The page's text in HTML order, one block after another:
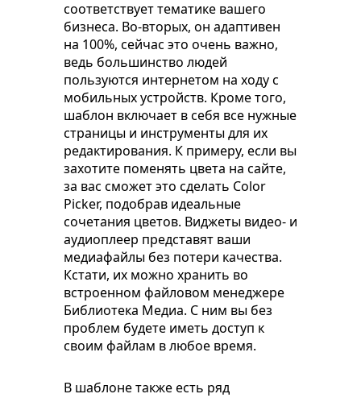
соответствует тематике вашего
бизнеса. Во-вторых, он адаптивен
на 100%, сейчас это очень важно,
ведь большинство людей
пользуются интернетом на ходу с
мобильных устройств. Кроме того,
шаблон включает в себя все нужные
страницы и инструменты для их
редактирования. К примеру, если вы
захотите поменять цвета на сайте,
за вас сможет это сделать Color
Picker, подобрав идеальные
сочетания цветов. Виджеты видео- и
аудиоплеер представят ваши
медиафайлы без потери качества.
Кстати, их можно хранить во
встроенном файловом менеджере
Библиотека Медиа. С ним вы без
проблем будете иметь доступ к
своим файлам в любое время.
В шаблоне также есть ряд